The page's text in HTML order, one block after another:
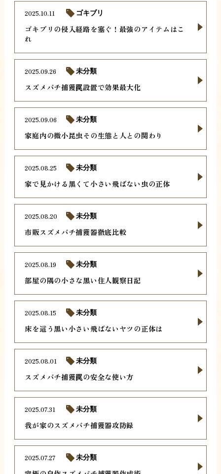
ゴキブリの侵入経路を塞ぐ！最強のアイテムはこ
れ
2025.10.11 ゴキブリ
スズメバチ捕獲罠設置で効果最大化
2025.09.26 未分類
家庭内の微小昆虫その生態と人との関わり
2025.09.06 未分類
家で見かける黒くて小さい飛ばない虫の正体
2025.08.25 未分類
市販スズメバチ捕獲器徹底比較
2025.08.20 未分類
部屋の隅の小さな黒い住人観察日記
2025.08.19 未分類
床を這う黒い小さい飛ばないヤツの正体は
2025.08.15 未分類
スズメバチ捕獲罠の安全な使い方
2025.08.01 未分類
我が家のスズメバチ捕獲器攻防録
2025.07.31 未分類
2025.07.27 未分類